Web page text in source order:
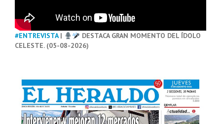
#ENTREVISTA|
DESTACA GRAN MOMENTO DEL ÍDOLO
CELESTE. (05-08-2026)